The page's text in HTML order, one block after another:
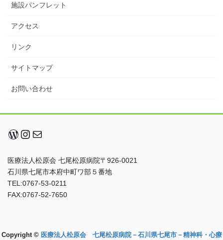
施設パンフレット
アクセス
リンク
サイトマップ
お問い合わせ
WordPress
Instagram
メール
医療法人松原会 七尾松原病院〒926-0021
石川県七尾市本府中町ワ部５番地
TEL:0767-53-0211
FAX:0767-52-7650
Copyright © 医療法人松原会 七尾松原病院－石川県七尾市－精神科・心療